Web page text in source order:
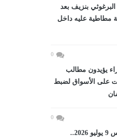
بنزيف بعد
مطاطية عليه داخل
0
يؤيدون مطالب
على الأسواق لضبط
0
طقس الخميس 9 يوليو 2026..